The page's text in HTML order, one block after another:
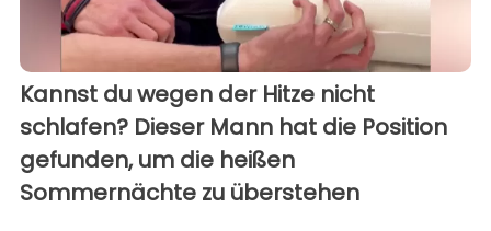
Kannst du wegen der Hitze nicht
schlafen? Dieser Mann hat die Position
gefunden, um die heißen
Sommernächte zu überstehen